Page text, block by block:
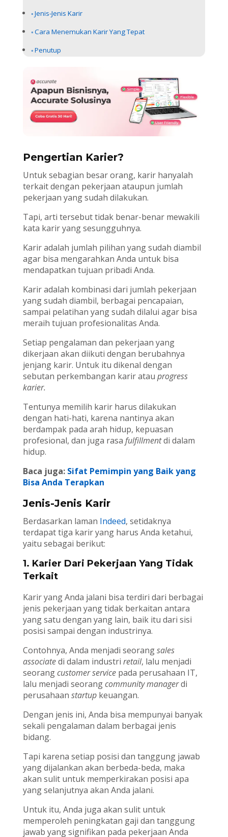
Jenis-Jenis Karir
Cara Menemukan Karir Yang Tepat
Penutup
Pengertian Karier?
Untuk sebagian besar orang, karir hanyalah
terkait dengan pekerjaan ataupun jumlah
pekerjaan yang sudah dilakukan.
Tapi, arti tersebut tidak benar-benar mewakili
kata karir yang sesungguhnya.
Karir adalah jumlah pilihan yang sudah diambil
agar bisa mengarahkan Anda untuk bisa
mendapatkan tujuan pribadi Anda.
Karir adalah kombinasi dari jumlah pekerjaan
yang sudah diambil, berbagai pencapaian,
sampai pelatihan yang sudah dilalui agar bisa
meraih tujuan profesionalitas Anda.
Setiap pengalaman dan pekerjaan yang
dikerjaan akan diikuti dengan berubahnya
jenjang karir. Untuk itu dikenal dengan
sebutan perkembangan karir atau progress
karier.
Tentunya memilih karir harus dilakukan
dengan hati-hati, karena nantinya akan
berdampak pada arah hidup, kepuasan
profesional, dan juga rasa fulfillmentdi dalam
hidup.
Baca juga: Sifat Pemimpin yang Baik yang
Bisa Anda Terapkan
Jenis-Jenis Karir
Berdasarkan laman Indeed, setidaknya
terdapat tiga karir yang harus Anda ketahui,
yaitu sebagai berikut:
1. Karier Dari Pekerjaan Yang Tidak
Terkait
Karir yang Anda jalani bisa terdiri dari berbagai
jenis pekerjaan yang tidak berkaitan antara
yang satu dengan yang lain, baik itu dari sisi
posisi sampai dengan industrinya.
Contohnya, Anda menjadi seorangsales
associatedi dalam industri retail, lalu menjadi
seorangcustomer servicepada perusahaan IT,
lalu menjadi seorangcommunity managerdi
perusahaan startupkeuangan.
Dengan jenis ini, Anda bisa mempunyai banyak
sekali pengalaman dalam berbagai jenis
bidang.
Tapi karena setiap posisi dan tanggung jawab
yang dijalankan akan berbeda-beda, maka
akan sulit untuk memperkirakan posisi apa
yang selanjutnya akan Anda jalani.
Untuk itu, Anda juga akan sulit untuk
memperoleh peningkatan gaji dan tanggung
jawab yang signifikan pada pekerjaan Anda